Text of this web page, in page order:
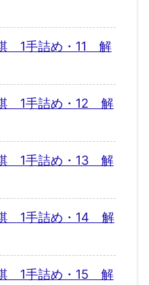
1手詰め・11 解
1手詰め・12 解
1手詰め・13 解
1手詰め・14 解
1手詰め・15 解